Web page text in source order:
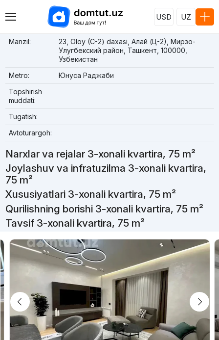
USD UZ
Manzil:
23, Oloy (C-2) daxasi, Алай (Ц-2), Мирзо-
Улугбекский район, Ташкент, 100000,
Узбекистан
Metro:
Юнуса Раджаби
Topshirish
muddati:
Tugatish:
Avtoturargoh:
Narxlar va rejalar 3-xonali kvartira, 75 m²
Joylashuv va infratuzilma 3-xonali kvartira,
75 m²
Xususiyatlari 3-xonali kvartira, 75 m²
Qurilishning borishi 3-xonali kvartira, 75 m²
Tavsif 3-xonali kvartira, 75 m²